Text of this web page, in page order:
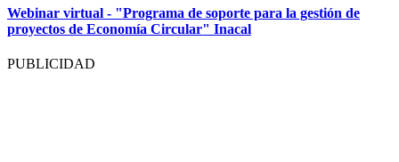
Webinar virtual - "Programa de soporte para la gestión de
proyectos de Economía Circular" Inacal
PUBLICIDAD